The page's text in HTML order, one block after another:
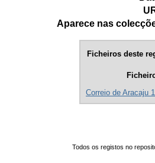
Aparece nas
Ficheiros deste
Correio de Aracaju
Todos os registos no